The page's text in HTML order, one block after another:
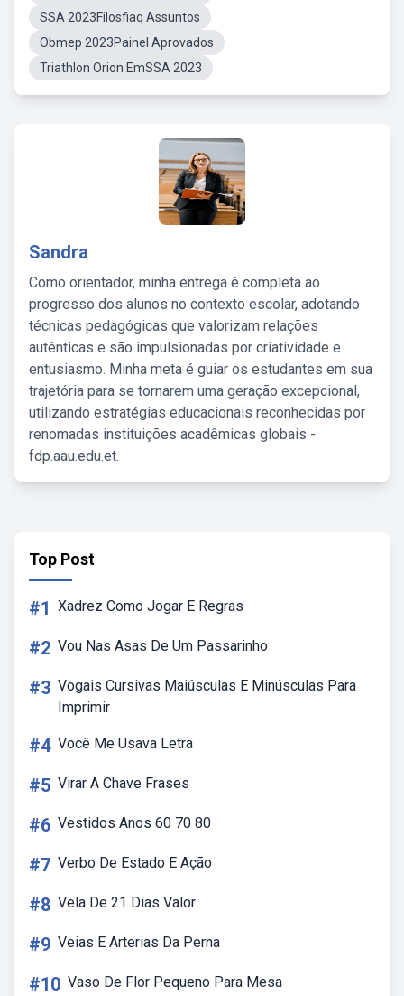
SSA 2023Filosfiaq Assuntos
Obmep 2023Painel Aprovados
Triathlon Orion EmSSA 2023
Sandra
Como orientador, minha entrega é completa ao
progresso dos alunos no contexto escolar, adotando
técnicas pedagógicas que valorizam relações
autênticas e são impulsionadas por criatividade e
entusiasmo. Minha meta é guiar os estudantes em sua
trajetória para se tornarem uma geração excepcional,
utilizando estratégias educacionais reconhecidas por
renomadas instituições acadêmicas globais -
fdp.aau.edu.et.
Top Post
#1 Xadrez Como Jogar E Regras
#2 Vou Nas Asas De Um Passarinho
#3 Vogais Cursivas Maiúsculas E Minúsculas Para
Imprimir
#4 Você Me Usava Letra
#5 Virar A Chave Frases
#6 Vestidos Anos 60 70 80
#7 Verbo De Estado E Ação
#8 Vela De 21 Dias Valor
#9 Veias E Arterias Da Perna
#10 Vaso De Flor Pequeno Para Mesa